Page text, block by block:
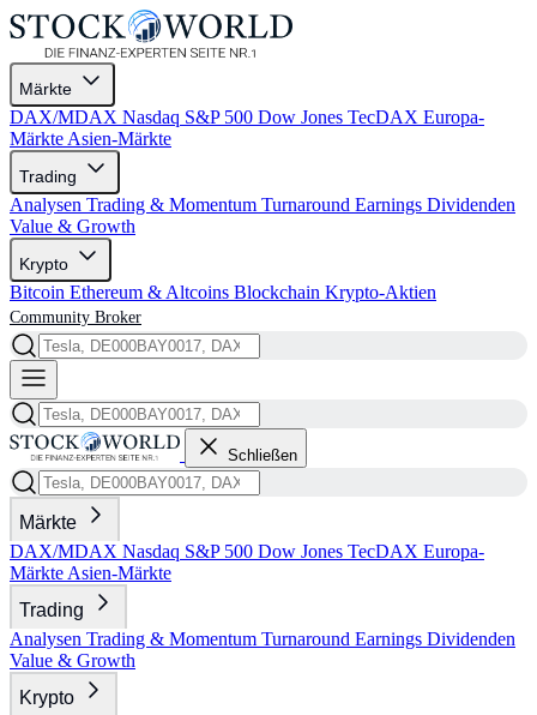
Märkte
DAX/MDAX Nasdaq S&P 500 Dow Jones TecDAX Europa-
Märkte Asien-Märkte
Trading
Analysen Trading & Momentum Turnaround Earnings Dividenden
Value & Growth
Krypto
Bitcoin Ethereum & Altcoins Blockchain Krypto-Aktien
Community Broker
Schließen
Märkte
DAX/MDAX Nasdaq S&P 500 Dow Jones TecDAX Europa-
Märkte Asien-Märkte
Trading
Analysen Trading & Momentum Turnaround Earnings Dividenden
Value & Growth
Krypto